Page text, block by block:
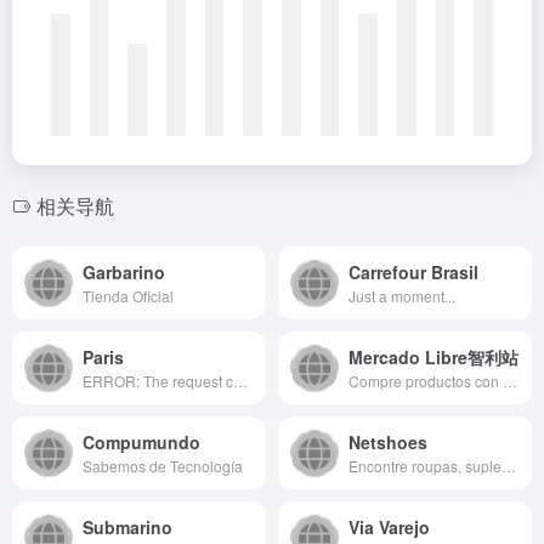
相关导航
Garbarino
Tienda Oficial
Carrefour Brasil
Just a moment...
Paris Mercado Libre智利站
Compumundo
Sabemos de Tecnología
Netshoes
Submarino Via Varejo